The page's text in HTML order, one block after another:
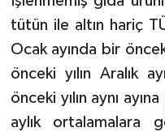
tütün ile altın hariç
Ocak ayında bir
önceki yılın Aralık
önceki yılın aynı
aylık ortalamalara